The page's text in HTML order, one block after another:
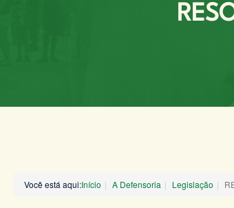
Você está aqui:Início A Defensoria Legislação